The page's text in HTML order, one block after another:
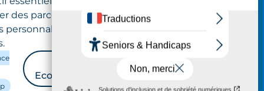
des parcours
personnalisés et
Ecouter